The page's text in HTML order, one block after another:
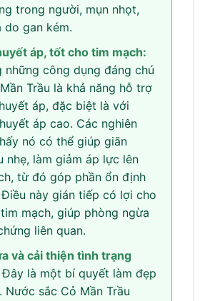
trong người, mụn nhọt,
do gan kém.
áp, tốt cho tim mạch:
những công dụng đáng chú
Trầu là khả năng hỗ trợ
áp, đặc biệt là với
áp cao. Các nghiên
nó có thể giúp giãn
nhẹ, làm giảm áp lực lên
từ đó góp phần ổn định
này gián tiếp có lợi cho
mạch, giúp phòng ngừa
liên quan.
và cải thiện tình trạng
Đây là một bí quyết làm đẹp
Nước sắc Cỏ Mần Trầu